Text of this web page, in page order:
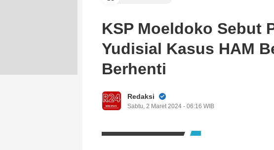
KSP Moeldoko Sebut
Yudisial Kasus HAM
Berhenti
Redaksi
Sabtu, 2 Maret 2024 - 06:16 WIB